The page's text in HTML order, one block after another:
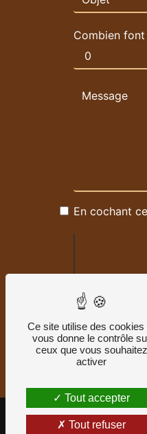
Combien
En cochant
** Les données
sous-traitants
71150
à tout moment
postale à
Nous
vous inscrire
Ce site utilise des cookies
vous donne le contrôle
ceux que vous souhaitez
activer
Tout accepter
Tout refuser